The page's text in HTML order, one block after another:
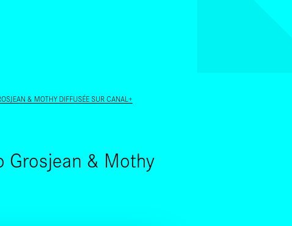
& MOTHY DIFFUSÉE SUR CANAL+
Grosjean & Mothy